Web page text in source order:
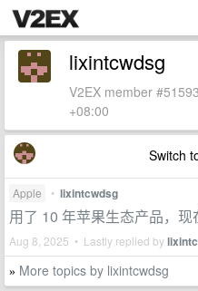
lixintcwdsg
V2EX member
+08:00
Switch
Apple • lixintcwdsg
用了 10 年苹果生态产品，现
Aug 8, 2025 • Lastly replied by
» More topics by lixintcwdsg